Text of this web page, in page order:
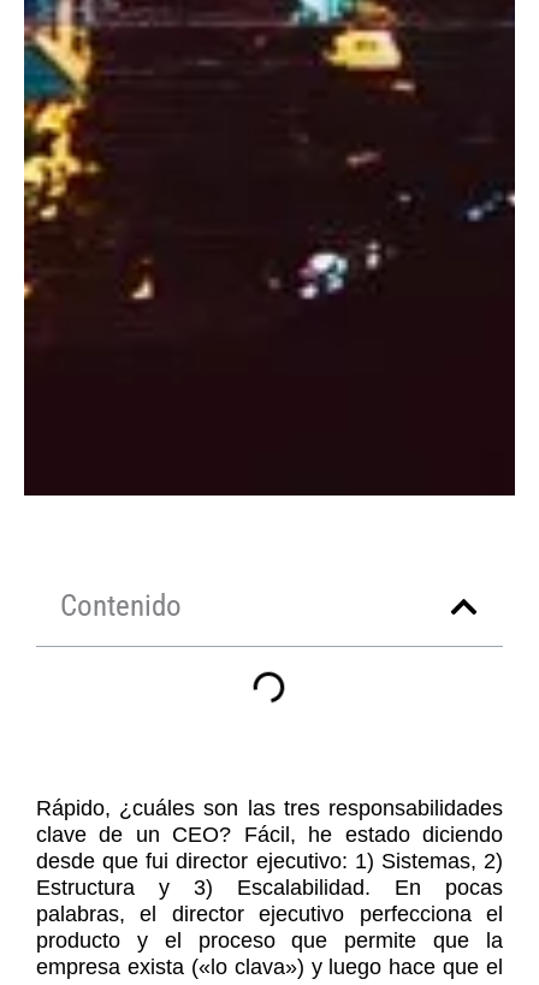
Contenido
Rápido, ¿cuáles son las tres responsabilidades
clave de un CEO? Fácil, he estado diciendo
desde que fui director ejecutivo: 1) Sistemas, 2)
Estructura y 3) Escalabilidad. En pocas
palabras, el director ejecutivo perfecciona el
producto y el proceso que permite que la
empresa exista («lo clava») y luego hace que el